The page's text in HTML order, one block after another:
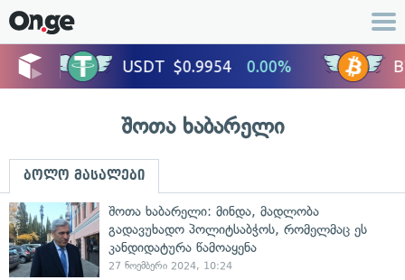
შოთა ხაბარელი
ბოლო მასალები
შოთა ხაბარელი: მინდა, მადლობა
გადავუხადო პოლიტსაბჭოს, რომელმაც ეს
კანდიდატურა წამოაყენა
27 ნოემბერი 2024, 10:24